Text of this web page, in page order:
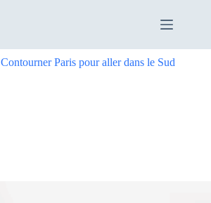
Contourner Paris pour aller dans le Sud